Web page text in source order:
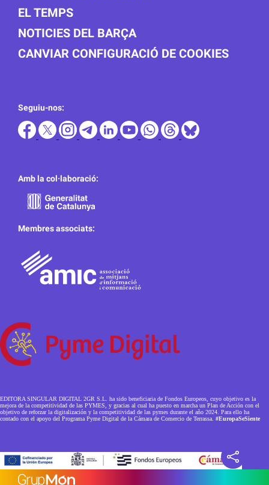
EL TEMPS
NOTICIES DEL BARÇA
CANVIAR CONFIGURACIÓ DE COOKIES
Seguiu-nos:
Amb la col·laboració:
Membres associats:
EDITORA SINGULAR DIGITAL 2GR S.L. ha sido beneficiaria de Fondos Europeos, cuyo objetivo es la
mejora de la competitividad de las PYMES, y gracias al cual ha puesto en marcha un Plan de Acción con el
objetivo de reforzar la digitalización y la competitividad de las pymes durante el año 2024. Para ello ha
contado con el apoyo del Programa Pyme Digital de la Cámara de Comercio de Terrassa. #EuropaSeSiente